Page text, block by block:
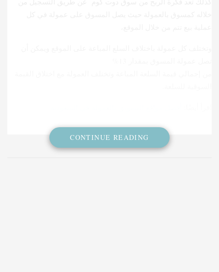
CONTINUE READING